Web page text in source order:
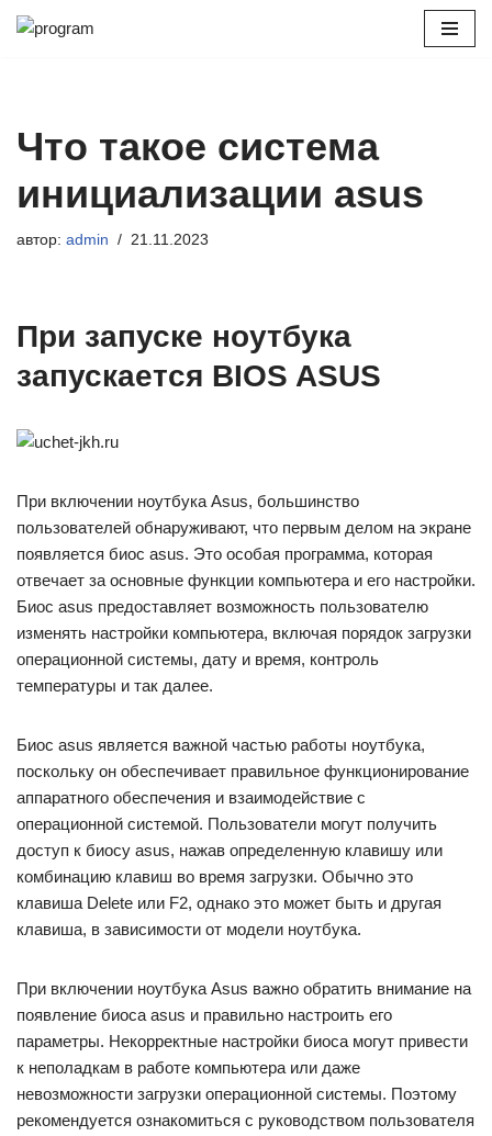
Что такое система
инициализации asus
автор: admin 21.11.2023
При запуске ноутбука
запускается BIOS ASUS
При включении ноутбука Asus, большинство
пользователей обнаруживают, что первым делом на экране
появляется биос asus. Это особая программа, которая
отвечает за основные функции компьютера и его настройки.
Биос asus предоставляет возможность пользователю
изменять настройки компьютера, включая порядок загрузки
операционной системы, дату и время, контроль
температуры и так далее.
Биос asus является важной частью работы ноутбука,
поскольку он обеспечивает правильное функционирование
аппаратного обеспечения и взаимодействие с
операционной системой. Пользователи могут получить
доступ к биосу asus, нажав определенную клавишу или
комбинацию клавиш во время загрузки. Обычно это
клавиша Delete или F2, однако это может быть и другая
клавиша, в зависимости от модели ноутбука.
При включении ноутбука Asus важно обратить внимание на
появление биоса asus и правильно настроить его
параметры. Некорректные настройки биоса могут привести
к неполадкам в работе компьютера или даже
невозможности загрузки операционной системы. Поэтому
рекомендуется ознакомиться с руководством пользователя